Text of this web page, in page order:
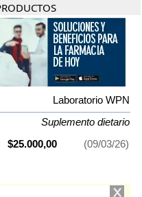
Laboratorio WPN
Suplemento dietario
$25.000,00 (09/03/26)